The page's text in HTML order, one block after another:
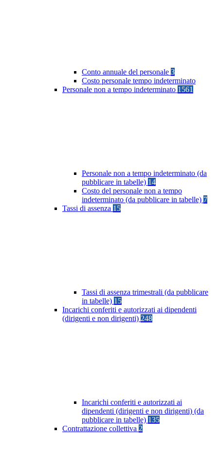
Conto annuale del personale 3
Costo personale tempo indeterminato
Personale non a tempo indeterminato 1561
Personale non a tempo indeterminato (da
pubblicare in tabelle) 14
Costo del personale non a tempo
indeterminato (da pubblicare in tabelle) 7
Tassi di assenza 15
Tassi di assenza trimestrali (da pubblicare
in tabelle) 15
Incarichi conferiti e autorizzati ai dipendenti
(dirigenti e non dirigenti) 248
Incarichi conferiti e autorizzati ai
dipendenti (dirigenti e non dirigenti) (da
pubblicare in tabelle) 135
Contrattazione collettiva 2